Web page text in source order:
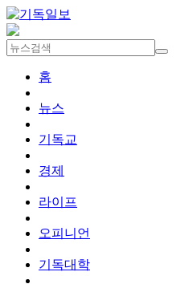
홈
뉴스
기독교
경제
라이프
오피니언
기독대학